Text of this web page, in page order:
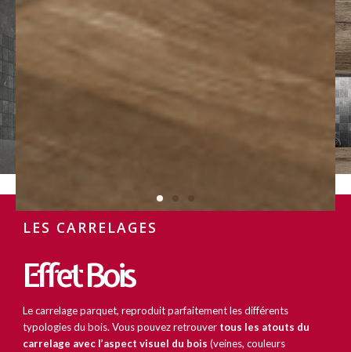
LES CARRELAGES
Effet Bois
Le carrelage parquet, reproduit parfaitement les différents
typologies du bois. Vous pouvez retrouver tous les atouts du
carrelage avec l’aspect visuel du bois (veines, couleurs